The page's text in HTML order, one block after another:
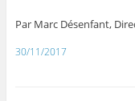
Par Marc Désenfant,
30/11/2017